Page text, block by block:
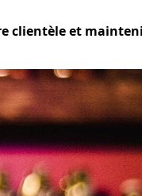
clientèle et